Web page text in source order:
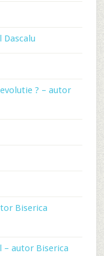
? – autor
Biserica
– autor Biserica